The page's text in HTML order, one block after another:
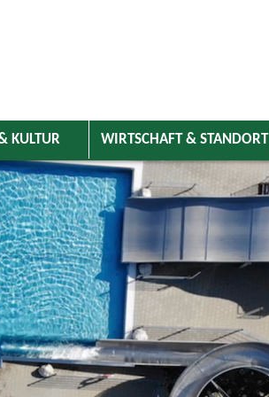
KULTUR WIRTSCHAFT & STANDORT